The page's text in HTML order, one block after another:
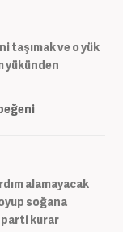
taşımak ve o yük
yükünden
alamayacak
soğana
parti kurar